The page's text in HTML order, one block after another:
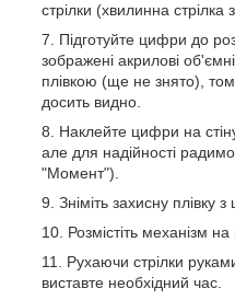
стрілки (хвилинна стрілка
Підготуйте цифри до
зображені акрилові
плівкою (ще не знято),
досить видно.
Наклейте цифри на
але для надійності
"Момент").
Зніміть захисну плівку
Розмістіть механізм на
Рухаючи стрілки
виставте необхідний час.